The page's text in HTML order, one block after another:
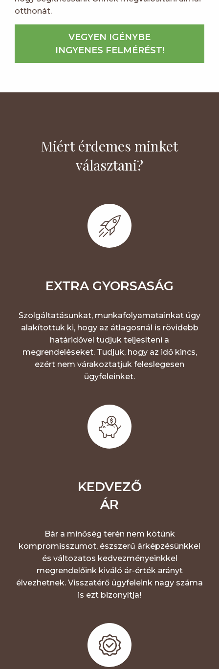
otthonát.
VEGYEN IGÉNYBE
INGYENES FELMÉRÉST!
Miért érdemes minket
választani?
EXTRA GYORSASÁG
Szolgáltatásunkat, munkafolyamatainkat úgy
alakítottuk ki, hogy az átlagosnál is rövidebb
határidővel tudjuk teljesíteni a
megrendeléseket. Tudjuk, hogy az idő kincs,
ezért nem várakoztatjuk feleslegesen
ügyfeleinket.
KEDVEZŐ
ÁR
Bár a minőség terén nem kötünk
kompromisszumot, észszerű árképzésünkkel
és változatos kedvezményeinkkel
megrendelőink kiváló ár-érték arányt
élvezhetnek. Visszatérő ügyfeleink nagy száma
is ezt bizonyítja!